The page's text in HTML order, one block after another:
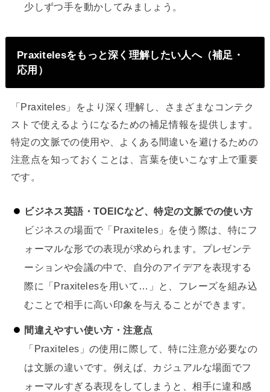
少しずつ手を動かしてみましょう。
Praxitelesをもっと深く理解したい人へ（補足・
応用）
「Praxiteles」をより深く理解し、さまざまなコンテク
ストで使えるようになるための補足情報を提供します。
特定の文脈での使用や、よくある間違いを避けるための
注意点を知っておくことは、言葉を使いこなす上で重要
です。
ビジネス英語・TOEICなど、特定の文脈での使い方
ビジネスの場面で「Praxiteles」を使う際は、特にフ
ォーマルな形での表現が求められます。プレゼンテ
ーションや会議の中で、自分のアイデアを表現する
際に「Praxitelesを用いて…」と、フレーズを組み込
むことで相手に高い印象を与えることができます。
間違えやすい使い方・注意点
「Praxiteles」の使用に際して、特に注意が必要なの
は文脈の違いです。例えば、カジュアルな場面でフ
ォーマルすぎる表現をしてしまうと、相手に違和感